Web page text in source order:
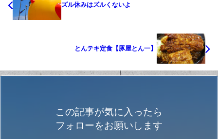
ズル休みはズルくないよ
とんテキ定食【豚屋とん一】
この記事が気に入ったら
フォローをお願いします